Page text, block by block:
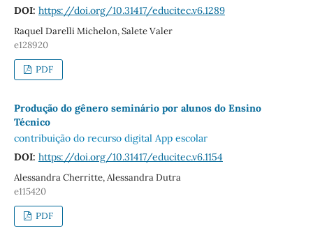
DOI: https://doi.org/10.31417/educitec.v6.1289
Raquel Darelli Michelon, Salete Valer
e128920
PDF
Produção do gênero seminário por alunos do Ensino
Técnico
contribuição do recurso digital App escolar
DOI: https://doi.org/10.31417/educitec.v6.1154
Alessandra Cherritte, Alessandra Dutra
e115420
PDF